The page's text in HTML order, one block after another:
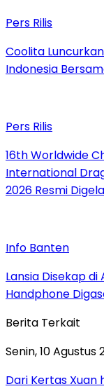
Pers Rilis
Coolita
Indonesia
Pers Rilis
16th Worldwide
International
2026 Resmi
Info Banten
Lansia Disekap
Handphone
Berita Terkait
Senin, 10 Agustus
Dari Kertas Xuan